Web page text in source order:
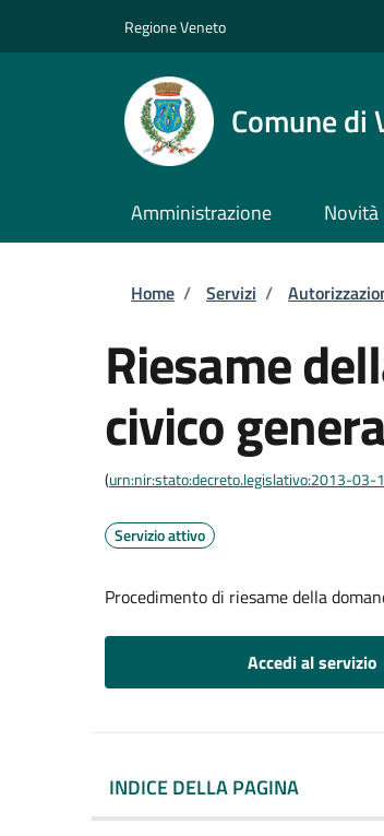
Regione Veneto
Comune di
Amministrazione Novità
Briciole di
Home / Servizi /
Riesame
civico
(urn:nir:stato:decreto.legislativo:2013-03-
Servizio attivo
Procedimento di riesame della
Accedi al servizio
INDICE DELLA PAGINA